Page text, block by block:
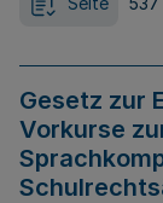
Gesetz zur
Vorkurse